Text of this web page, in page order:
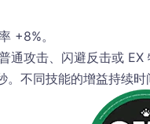
+8%。
通攻击、闪避反击或
。不同技能的增益持续